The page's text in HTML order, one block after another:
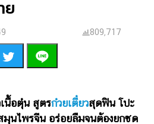
809,717
เนื้อตุ๋น สูตรก๋วยเตี๋ยวสุดฟิน โปะ
มุนไพรจีน อร่อยลืมจนต้องยกซด